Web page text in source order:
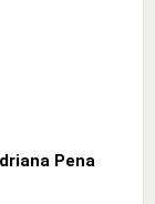
Pena